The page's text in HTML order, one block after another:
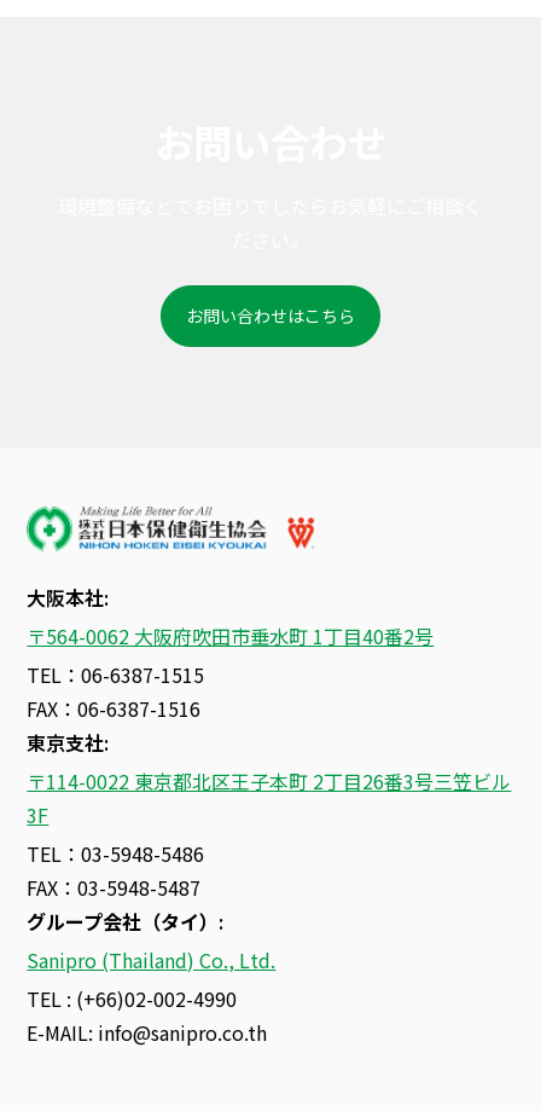
お問い合わせはこちら
大阪本社:
〒564-0062 大阪府吹田市垂水町 1丁目40番2号
TEL：06-6387-1515
FAX：06-6387-1516
東京支社:
〒114-0022 東京都北区王子本町 2丁目26番3号三笠ビル
3F
TEL：03-5948-5486
FAX：03-5948-5487
グループ会社（タイ） :
Sanipro (Thailand) Co., Ltd.
TEL : (+66)02-002-4990
E-MAIL: info@sanipro.co.th